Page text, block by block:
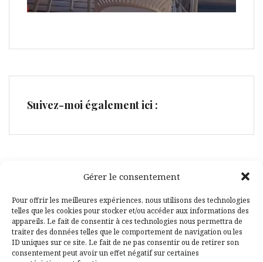
Gérer le consentement
Pour offrir les meilleures expériences, nous utilisons des technologies
telles que les cookies pour stocker et/ou accéder aux informations des
appareils. Le fait de consentir à ces technologies nous permettra de
traiter des données telles que le comportement de navigation ou les
ID uniques sur ce site. Le fait de ne pas consentir ou de retirer son
consentement peut avoir un effet négatif sur certaines
Suivez-moi également ici :
Facebook
Pinterest